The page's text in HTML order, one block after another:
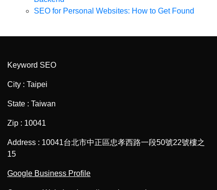
SEO for Personal Websites: How to Get Found
Keyword SEO
City : Taipei
State : Taiwan
Zip : 10041
Address : 10041台北市中正區忠孝西路一段50號22號樓之
15
Google Business Profile